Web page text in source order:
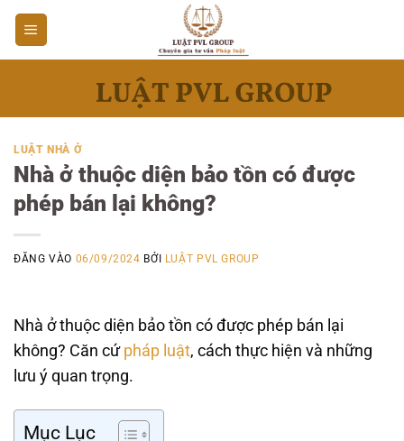
Bỏ
qua
nội
LUẬT NHÀ Ở
Nhà ở thuộc diện bảo tồn có được
phép bán lại không?
ĐĂNG VÀO 06/09/2024 BỞI LUẬT PVL GROUP
Nhà ở thuộc diện bảo tồn có được phép bán lại
không? Căn cứ pháp luật, cách thực hiện và những
lưu ý quan trọng.
Mục Lục